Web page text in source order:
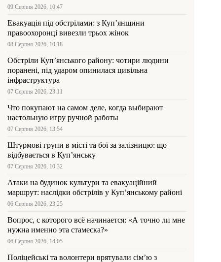
09 Серпня 2026, 10:47
Евакуація під обстрілами: з Куп’янщини
правоохоронці вивезли трьох жінок
08 Серпня 2026, 10:18
Обстріли Куп’янського району: чотири людини
поранені, під ударом опинилася цивільна
інфраструктура
07 Серпня 2026, 23:11
Что покупают на самом деле, когда выбирают
настольную игру ручной работы
07 Серпня 2026, 13:54
Штурмові групи в місті та бої за залізницю: що
відбувається в Куп’янську
07 Серпня 2026, 10:32
Атаки на будинок культури та евакуаційний
маршрут: наслідки обстрілів у Куп’янському районі
06 Серпня 2026, 23:25
Вопрос, с которого всё начинается: «А точно ли мне
нужна именно эта стамеска?»
06 Серпня 2026, 14:05
Поліцейські та волонтери врятували сім’ю з